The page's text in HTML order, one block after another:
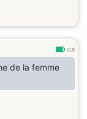
0.8
de la femme